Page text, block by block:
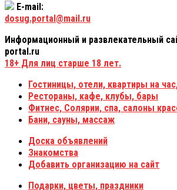
E-mail:
dosug.portal@mail.ru
Информационный и развлекательный
portal.ru
18+ Для лиц старше 18 лет.
Гостиницы, отели, квартиры на
Рестораны, кафе, клубы, бары
Фитнес, Солярии, спа, салоны
Бани, сауны, массаж
Доска объявлений
Знакомства
Добавить организацию на сайт
Подарки, цветы, праздники